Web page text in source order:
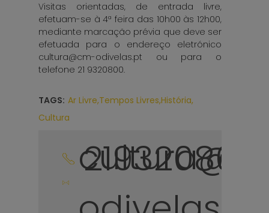
Visitas orientadas, de entrada livre,
efetuam-se à 4ª feira das 10h00 às 12h00,
mediante marcação prévia que deve ser
efetuada para o endereço eletrónico
cultura@cm-odivelas.pt ou para o
telefone 21 9320800.
TAGS: Ar Livre,Tempos Livres,História,
Cultura
219320800